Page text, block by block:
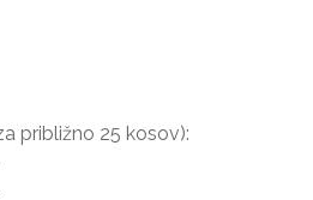
približno 25 kosov):